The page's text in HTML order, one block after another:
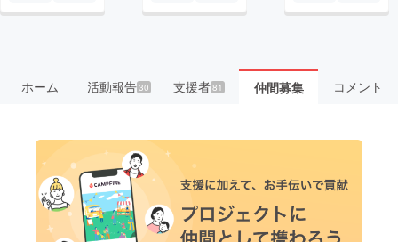
ホーム 活動報告30 支援者81 仲間募集 コメント